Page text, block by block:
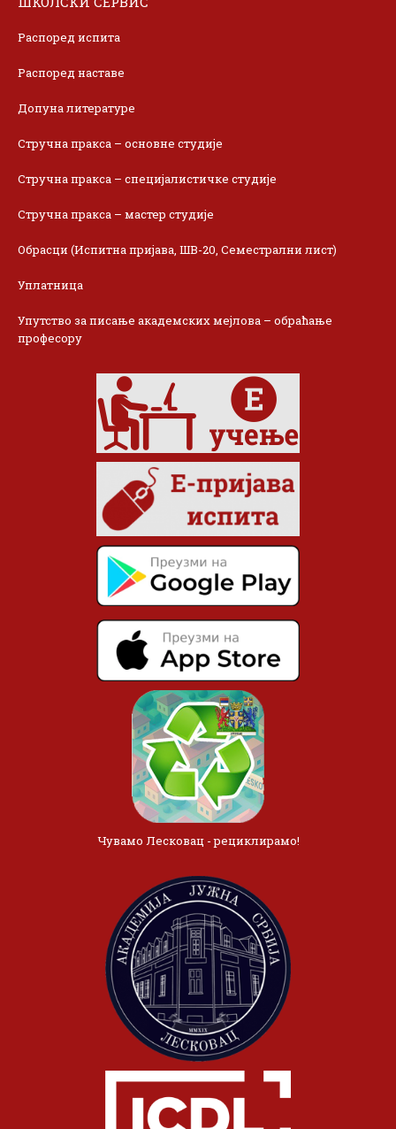
Распоред испита
Распоред наставе
Допуна литературе
Стручна пракса – основне студије
Стручна пракса – специјалистичке студије
Стручна пракса – мастер студије
Обрасци (Испитна пријава, ШВ-20, Семестрални лист)
Уплатница
Упутство за писање академских мејлова – обраћање
професору
Чувамо Лесковац - рециклирамо!